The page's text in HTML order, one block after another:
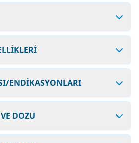
ENDİKASYONLARI
DOZU